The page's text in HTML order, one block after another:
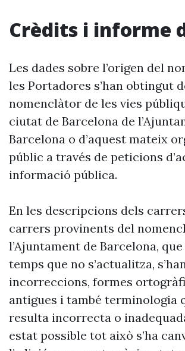
Crèdits i informe
Les dades sobre l’origen del
les Portadores s’han obtingut
nomenclàtor de les vies
ciutat de Barcelona de
Barcelona o d’aquest mateix
públic a través de peticions
informació pública.
En les descripcions dels
carrers provinents del
l’Ajuntament de Barcelona,
temps que no s’actualitza,
incorreccions, formes
antigues i també terminologia
resulta incorrecta o
estat possible tot això s’ha